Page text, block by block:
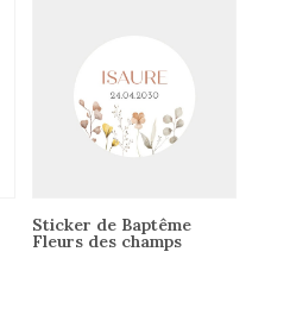
Sticker de Baptême
Fleurs des champs